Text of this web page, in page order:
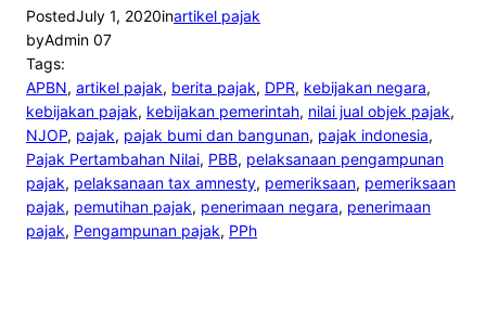
PostedJuly 1, 2020inartikel pajak
byAdmin 07
Tags:
APBN, artikel pajak, berita pajak, DPR, kebijakan negara
kebijakan pajak, kebijakan pemerintah, nilai jual objek pajak
NJOP, pajak, pajak bumi dan bangunan, pajak indonesia
Pajak Pertambahan Nilai, PBB, pelaksanaan pengampunan
pajak, pelaksanaan tax amnesty, pemeriksaan, pemeriksaan
pajak, pemutihan pajak, penerimaan negara, penerimaan
pajak, Pengampunan pajak, PPh